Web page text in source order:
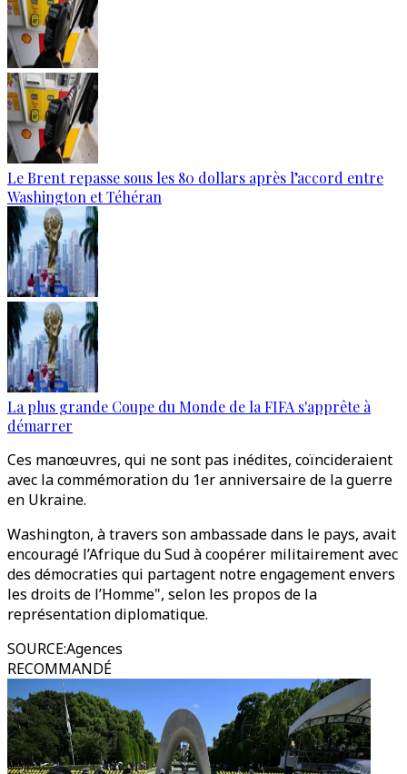
Le Brent repasse sous les 80 dollars après l’accord entre
Washington et Téhéran
La plus grande Coupe du Monde de la FIFA s'apprête à
démarrer
Ces manœuvres, qui ne sont pas inédites, coïncideraient
avec la commémoration du 1er anniversaire de la guerre
en Ukraine.
Washington, à travers son ambassade dans le pays, avait
encouragé l’Afrique du Sud à coopérer militairement avec
des démocraties qui partagent notre engagement envers
les droits de l’Homme", selon les propos de la
représentation diplomatique.
SOURCE:Agences
RECOMMANDÉ